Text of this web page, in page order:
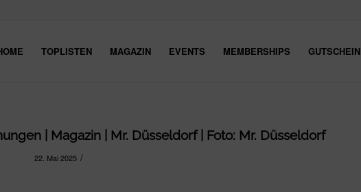
TOPLISTEN MAGAZIN EVENTS MEMBERSHIPS GUTSCHEIN
| Magazin | Mr. Düsseldorf | Foto: Mr. Düsseldorf
22. Mai 2025 /